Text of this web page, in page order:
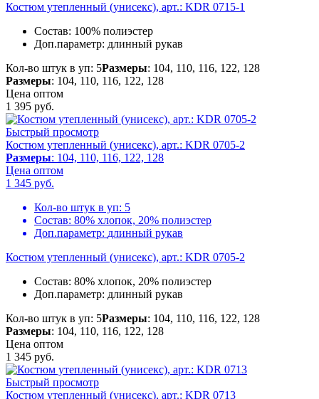
Костюм утепленный (унисекс), арт.: KDR 0715-1
Состав: 100% полиэстер
Доп.параметр: длинный рукав
Кол-во штук в уп: 5Размеры: 104, 110, 116, 122, 128
Размеры: 104, 110, 116, 122, 128
Цена оптом
1 395 руб.
Быстрый просмотр
Костюм утепленный (унисекс), арт.: KDR 0705-2
Размеры: 104, 110, 116, 122, 128
Цена оптом
1 345 руб.
Кол-во штук в уп: 5
Состав: 80% хлопок, 20% полиэстер
Доп.параметр: длинный рукав
Костюм утепленный (унисекс), арт.: KDR 0705-2
Состав: 80% хлопок, 20% полиэстер
Доп.параметр: длинный рукав
Кол-во штук в уп: 5Размеры: 104, 110, 116, 122, 128
Размеры: 104, 110, 116, 122, 128
Цена оптом
1 345 руб.
Быстрый просмотр
Костюм утепленный (унисекс), арт.: KDR 0713